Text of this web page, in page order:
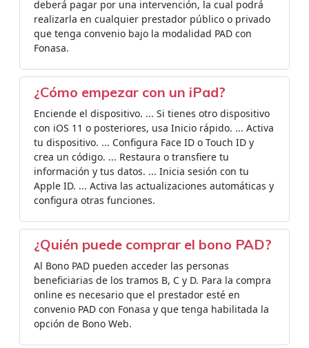
deberá pagar por una intervención, la cual podrá
realizarla en cualquier prestador público o privado
que tenga convenio bajo la modalidad PAD con
Fonasa.
¿Cómo empezar con un iPad?
Enciende el dispositivo. ... Si tienes otro dispositivo
con iOS 11 o posteriores, usa Inicio rápido. ... Activa
tu dispositivo. ... Configura Face ID o Touch ID y
crea un código. ... Restaura o transfiere tu
información y tus datos. ... Inicia sesión con tu
Apple ID. ... Activa las actualizaciones automáticas y
configura otras funciones.
¿Quién puede comprar el bono PAD?
Al Bono PAD pueden acceder las personas
beneficiarias de los tramos B, C y D. Para la compra
online es necesario que el prestador esté en
convenio PAD con Fonasa y que tenga habilitada la
opción de Bono Web.